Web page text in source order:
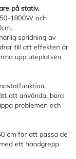
på stativ.
1800W och
spridning av
till att effekten är
upp uteplatsen
att använda, bara
problemen och
cm för att passa de
ett handgrepp